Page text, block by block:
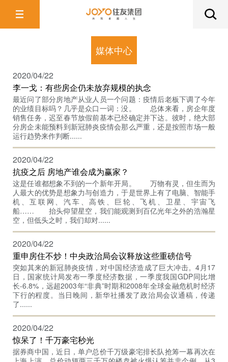
媒体中心
2020/04/22
李一戈：有些房企仍未放弃规模的执念
最近问了部分房地产从业人员一个问题：疫情后老板下调了今年
的业绩目标吗？几乎是众口一词：没。 总体来看，房企年度
销售任务，迟至春节放假前基本已经确定并下达。彼时，绝大部
分房企未能预料到新冠肺炎疫情会那么严重，还是按照市场一般
运行趋势来作判断......
2020/04/22
抗疫之后 房地产谁会成为赢家？
这是任谁都想象不到的一个新年开局。 万物有灵，但生而为
人最大的优势是想象力与创造力，于是世界上有了电脑、智能手
机、互联网、汽车、高铁、巨轮、飞机、卫星、宇宙飞
船…… 抬头仰望星空，我们能观测到百亿光年之外的浩瀚星
空，但低头之时，我们却对......
2020/04/22
重申房住不炒！中央政治局会议释放这些重磅信号
突如其来的新冠肺炎疫情，对中国经济造成了巨大冲击。4月17
日，国家统计局发布一季度经济数据，一季度我国GDP同比增
长-6.8%，远超2003年“非典”时期和2008年全球金融危机时经济
下行的程度。当日晚间，新华社播发了政治局会议通稿，传递
了......
2020/04/22
惊呆了！千万豪宅秒光
据券商中国，近日，单户总价千万级豪宅排长队抢筹一幕再次在